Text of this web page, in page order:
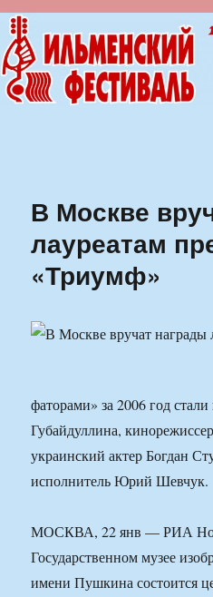
Ильменский
В Москве
лауреатам
«Триумф»
фаторами» за 2006 год
Губайдуллина,
украинский актер Богдан
исполнитель Юрий Шевчук.
МОСКВА, 22 янв — РИА
Государственном музее
имени Пушкина состоится